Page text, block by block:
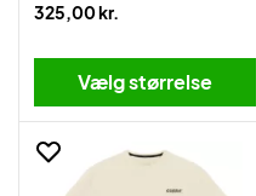
325,00 kr.
Vælg størrelse